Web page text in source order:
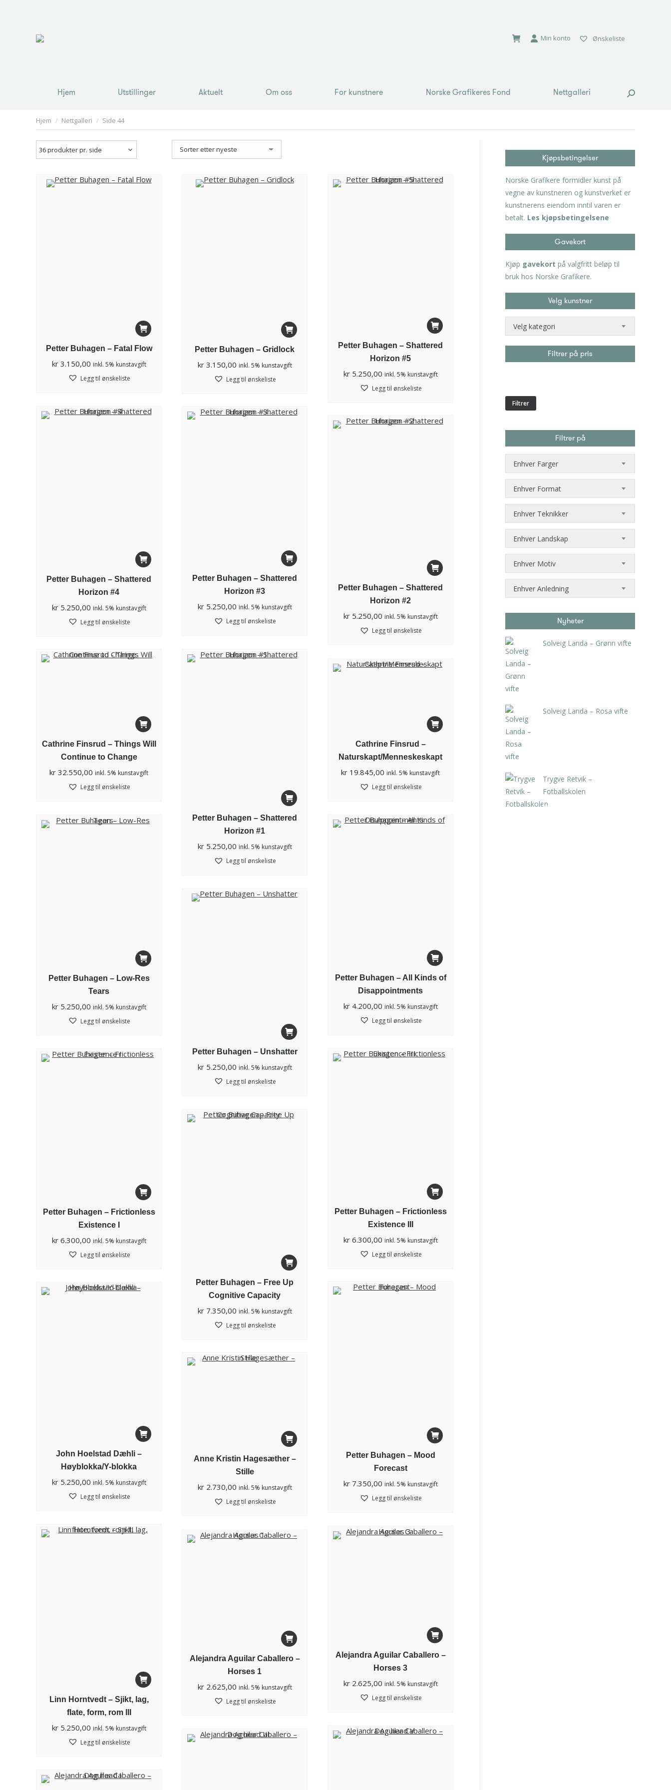
Min konto Ønskeliste
Hjem Utstillinger Aktuelt Om oss For kunstnere Norske Grafikeres Fond Nettgalleri Search:
You are here:
Hjem Nettgalleri Side 44
Petter Buhagen – Fatal Flow
kr3.150,00 inkl. 5% kunstavgift
Legg til ønskeliste
Petter Buhagen – Gridlock
kr3.150,00 inkl. 5% kunstavgift
Legg til ønskeliste
Petter Buhagen – Shattered
Horizon #5
kr5.250,00 inkl. 5% kunstavgift
Legg til ønskeliste
Petter Buhagen – Shattered
Horizon #4
kr5.250,00 inkl. 5% kunstavgift
Legg til ønskeliste
Petter Buhagen – Shattered
Horizon #3
kr5.250,00 inkl. 5% kunstavgift
Legg til ønskeliste
Petter Buhagen – Shattered
Horizon #2
kr5.250,00 inkl. 5% kunstavgift
Legg til ønskeliste
Petter Buhagen – Shattered
Horizon #1
kr5.250,00 inkl. 5% kunstavgift
Legg til ønskeliste
Cathrine Finsrud – Things Will
Continue to Change
kr 32.550,00 inkl. 5% kunstavgift
Legg til ønskeliste
Cathrine Finsrud –
Naturskapt/Menneskeskapt
kr 19.845,00 inkl. 5% kunstavgift
Legg til ønskeliste
Petter Buhagen – All Kinds of
Disappointments
kr4.200,00 inkl. 5% kunstavgift
Legg til ønskeliste
Petter Buhagen – Low-Res
Tears
kr5.250,00 inkl. 5% kunstavgift
Legg til ønskeliste
Petter Buhagen – Unshatter
kr5.250,00 inkl. 5% kunstavgift
Legg til ønskeliste
Petter Buhagen – Frictionless
Existence III
kr6.300,00 inkl. 5% kunstavgift
Legg til ønskeliste
Petter Buhagen – Frictionless
Existence I
kr6.300,00 inkl. 5% kunstavgift
Legg til ønskeliste
Petter Buhagen – Free Up
Cognitive Capacity
kr7.350,00 inkl. 5% kunstavgift
Legg til ønskeliste
Petter Buhagen – Mood
Forecast
kr7.350,00 inkl. 5% kunstavgift
Legg til ønskeliste
John Hoelstad Dæhli –
Høyblokka/Y-blokka
kr5.250,00 inkl. 5% kunstavgift
Legg til ønskeliste
Anne Kristin Hagesæther –
Stille
kr2.730,00 inkl. 5% kunstavgift
Legg til ønskeliste
Linn Horntvedt – Sjikt, lag,
flate, form, rom llI
kr5.250,00 inkl. 5% kunstavgift
Legg til ønskeliste
Alejandra Aguilar Caballero –
Horses 3
kr2.625,00 inkl. 5% kunstavgift
Legg til ønskeliste
Alejandra Aguilar Caballero –
Horses 1
kr2.625,00 inkl. 5% kunstavgift
Legg til ønskeliste
Kjøpsbetingelser
Norske Grafikere formidler kunst på
vegne av kunstneren og kunstverket er
kunstnerens eiendom inntil varen er
betalt. Les kjøpsbetingelsene
Gavekort
Kjøp gavekort på valgfritt beløp til
bruk hos Norske Grafikere.
Velg kunstner
Velg kategori
Filtrer på pris
Filtrer
Filtrer på
Enhver Farger
Enhver Format
Enhver Teknikker
Enhver Landskap
Enhver Motiv
Enhver Anledning
Nyheter
Solveig Landa – Grønn vifte
Solveig Landa – Rosa vifte
Trygve Retvik –
Fotballskolen
kr